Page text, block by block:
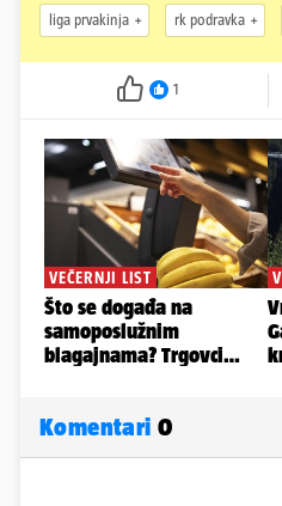
liga prvakinja rk podravka
1
Komentari 0